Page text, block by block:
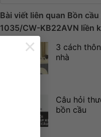
×
Bài viết liên quan Bồn
1035/CW-KB22AVN liền
3 cách
nhà
Câu hỏi
bồn cầu